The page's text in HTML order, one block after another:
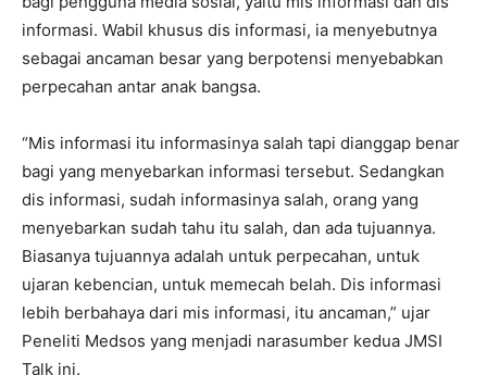
informasi. Wabil khusus dis informasi, ia menyebutnya
sebagai ancaman besar yang berpotensi menyebabkan
perpecahan antar anak bangsa.
“Mis informasi itu informasinya salah tapi dianggap benar
bagi yang menyebarkan informasi tersebut. Sedangkan
dis informasi, sudah informasinya salah, orang yang
menyebarkan sudah tahu itu salah, dan ada tujuannya.
Biasanya tujuannya adalah untuk perpecahan, untuk
ujaran kebencian, untuk memecah belah. Dis informasi
lebih berbahaya dari mis informasi, itu ancaman,” ujar
Peneliti Medsos yang menjadi narasumber kedua JMSI
Talk ini.